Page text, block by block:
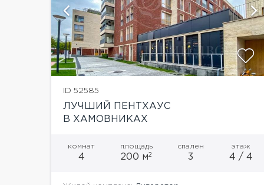
ID 52585
ЛУЧШИЙ ПЕНТХАУС
В ХАМОВНИКАХ
комнат
4
площадь
200 м2
спален
3
этаж
4 / 4